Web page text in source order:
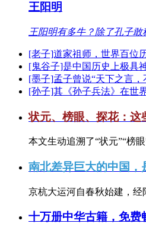
王阳明
王阳明有多牛？除了孔子
[老子]道家祖师，世界百位
[鬼谷子]是中国历史上极具
[墨子]孟子曾说“天下之言，
[孙子]其《孙子兵法》在世
状元、榜眼、探花：这
本文生动追溯了“状元”“榜
南北差异巨大的中国，
京杭大运河自春秋始建，经
十万册中华古籍，免费